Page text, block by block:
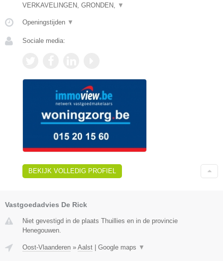
VERKAVELINGEN, GRONDEN,
▼
Openingstijden ▼
Sociale media:
BEKIJK VOLLEDIG PROFIEL
Vastgoedadvies De Rick
Niet gevestigd in de plaats Thuillies en in de provincie
Henegouwen.
Oost-Vlaanderen » Aalst Google maps ▼